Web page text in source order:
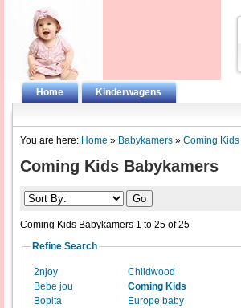
Home Kinderwagens
You are here: Home » Babykamers » Coming Kids
Coming Kids Babykamers
Coming Kids Babykamers 1 to 25 of 25
Refine Search
2njoy
Bebe jou
Bopita
Childwood
Coming Kids
Europe baby